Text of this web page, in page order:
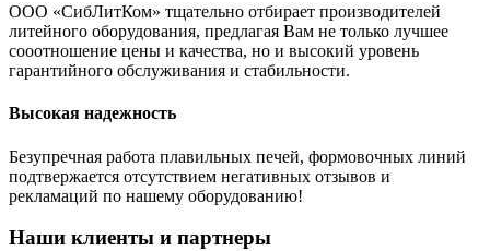
ООО «СибЛитКом» тщательно отбирает производителей
литейного оборудования, предлагая Вам не только лучшее
сооотношение цены и качества, но и высокий уровень
гарантийного обслуживания и стабильности.
Высокая надежность
Безупречная работа плавильных печей, формовочных линий
подтвержается отсутствием негативных отзывов и
рекламаций по нашему оборудованию!
Наши клиенты и партнеры